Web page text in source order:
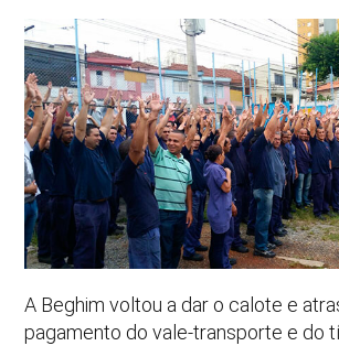
A Beghim voltou a dar o calote e
pagamento do vale-transporte e do